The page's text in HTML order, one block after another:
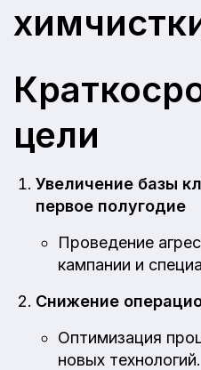
цели
Увеличение базы
первое полугодие
Проведение
кампании и
Снижение
Оптимизация
новых технологий.